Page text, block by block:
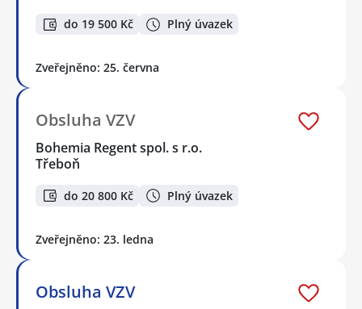
do 19 500 Kč Plný úvazek
Zveřejněno: 25. června
Obsluha VZV
Bohemia Regent spol. s r.o.
Třeboň
do 20 800 Kč Plný úvazek
Zveřejněno: 23. ledna
Obsluha VZV